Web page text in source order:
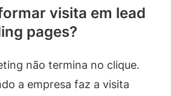
visita em lead
pages?
não termina no clique.
a empresa faz a visita